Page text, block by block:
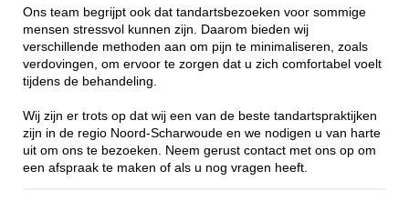
Ons team begrijpt ook dat tandartsbezoeken voor sommige
mensen stressvol kunnen zijn. Daarom bieden wij
verschillende methoden aan om pijn te minimaliseren, zoals
verdovingen, om ervoor te zorgen dat u zich comfortabel voelt
tijdens de behandeling.
Wij zijn er trots op dat wij een van de beste tandartspraktijken
zijn in de regio Noord-Scharwoude en we nodigen u van harte
uit om ons te bezoeken. Neem gerust contact met ons op om
een afspraak te maken of als u nog vragen heeft.